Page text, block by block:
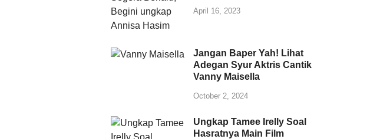
April 16, 2023
Jangan Baper Yah! Lihat
Adegan Syur Aktris Cantik
Vanny Maisella
October 2, 2024
Ungkap Tamee Irelly Soal
Hasratnya Main Film